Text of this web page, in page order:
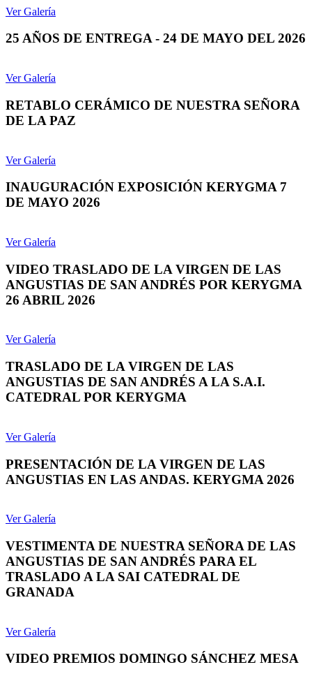
Ver Galería
25 AÑOS DE ENTREGA - 24 DE MAYO DEL 2026
Ver Galería
RETABLO CERÁMICO DE NUESTRA SEÑORA
DE LA PAZ
Ver Galería
INAUGURACIÓN EXPOSICIÓN KERYGMA 7
DE MAYO 2026
Ver Galería
VIDEO TRASLADO DE LA VIRGEN DE LAS
ANGUSTIAS DE SAN ANDRÉS POR KERYGMA
26 ABRIL 2026
Ver Galería
TRASLADO DE LA VIRGEN DE LAS
ANGUSTIAS DE SAN ANDRÉS A LA S.A.I.
CATEDRAL POR KERYGMA
Ver Galería
PRESENTACIÓN DE LA VIRGEN DE LAS
ANGUSTIAS EN LAS ANDAS. KERYGMA 2026
Ver Galería
VESTIMENTA DE NUESTRA SEÑORA DE LAS
ANGUSTIAS DE SAN ANDRÉS PARA EL
TRASLADO A LA SAI CATEDRAL DE
GRANADA
Ver Galería
VIDEO PREMIOS DOMINGO SÁNCHEZ MESA